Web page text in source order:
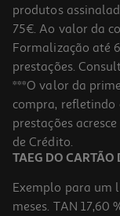
Base Para Copos 9
1.79 €/un
1,79 €
produtos
75€. Ao valor da
Formalização até
prestações.
***O valor da
compra, refletindo
prestações
de Crédito.
TAEG DO CARTÃO
Exemplo para um
meses. TAN 17,60